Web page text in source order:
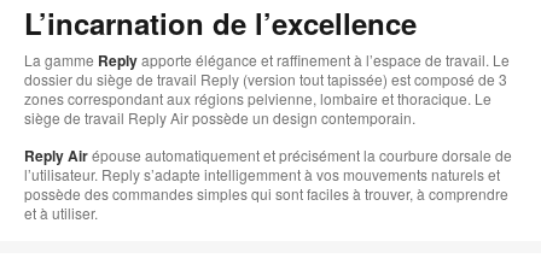
L’incarnation de l’excellence
La gamme Replyapporte élégance et raffinement à l’espace de travail. Le
dossier du siège de travail Reply (version tout tapissée) est composé de 3
zones correspondant aux régions pelvienne, lombaire et thoracique. Le
siège de travail Reply Air possède un design contemporain.
Reply Airépouse automatiquement et précisément la courbure dorsale de
l’utilisateur. Reply s’adapte intelligemment à vos mouvements naturels et
possède des commandes simples qui sont faciles à trouver, à comprendre
et à utiliser.